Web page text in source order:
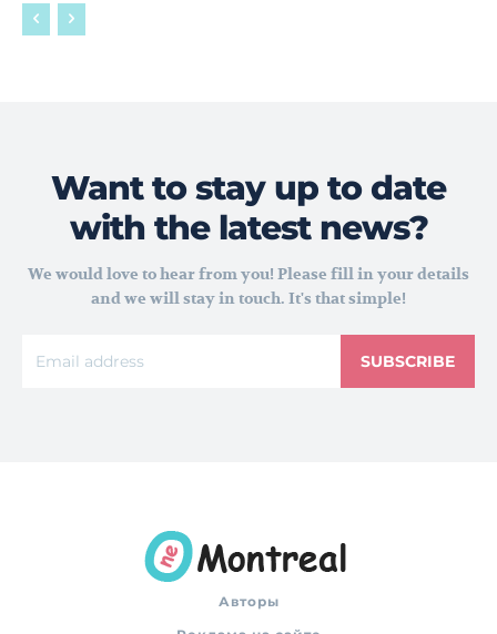
Want to stay up to date
with the latest news?
We would love to hear from you! Please fill in your details
and we will stay in touch. It's that simple!
SUBSCRIBE
Авторы